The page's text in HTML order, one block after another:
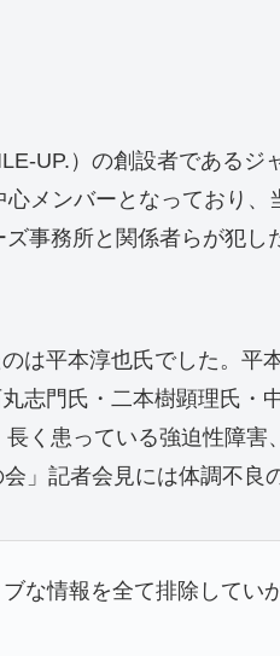
UP.）の創設者である
メンバーとなっており
事務所と関係者らが犯
は平本淳也氏でした。
志門氏・二本樹顕理氏
く患っている強迫性障
記者会見には体調不良
な情報を全て排除して